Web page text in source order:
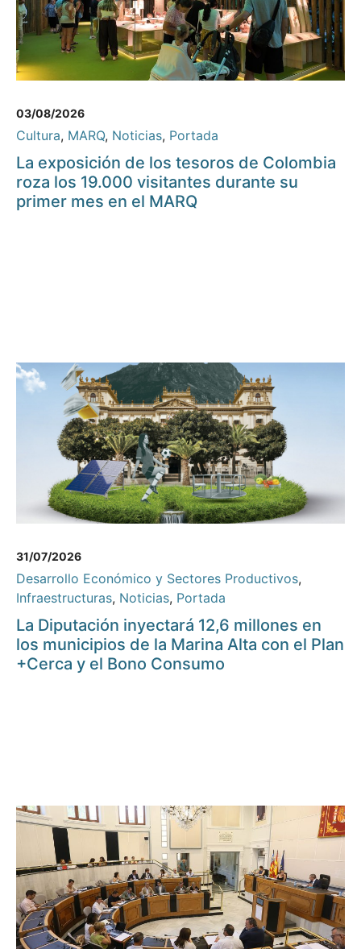
03/08/2026
Cultura, MARQ, Noticias, Portada
La exposición de los tesoros de Colombia
roza los 19.000 visitantes durante su
primer mes en el MARQ
31/07/2026
Desarrollo Económico y Sectores Productivos,
Infraestructuras, Noticias, Portada
La Diputación inyectará 12,6 millones en
los municipios de la Marina Alta con el Plan
+Cerca y el Bono Consumo